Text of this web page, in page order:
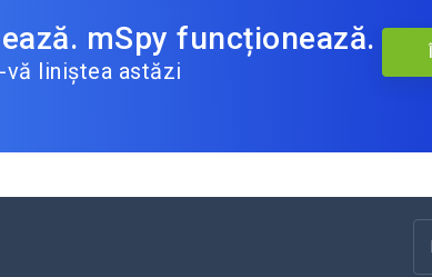
mSpy funcționează.
vă liniștea astăzi